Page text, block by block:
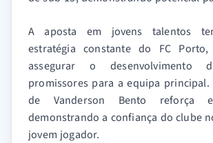
A aposta em jovens talentos
estratégia constante do FC
assegurar o desenvolvimento
promissores para a equipa principal.
de Vanderson Bento reforça
demonstrando a confiança do clube
jovem jogador.